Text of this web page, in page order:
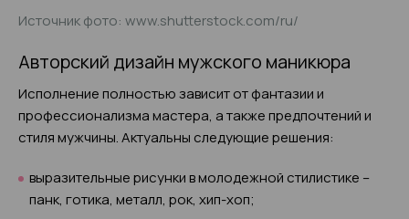
Источник фото: www.shutterstock.com/ru/
Авторский дизайн мужского маникюра
Исполнение полностью зависит от фантазии и
профессионализма мастера, а также предпочтений и
стиля мужчины. Актуальны следующие решения:
выразительные рисунки в молодежной стилистике –
панк, готика, металл, рок, хип-хоп;